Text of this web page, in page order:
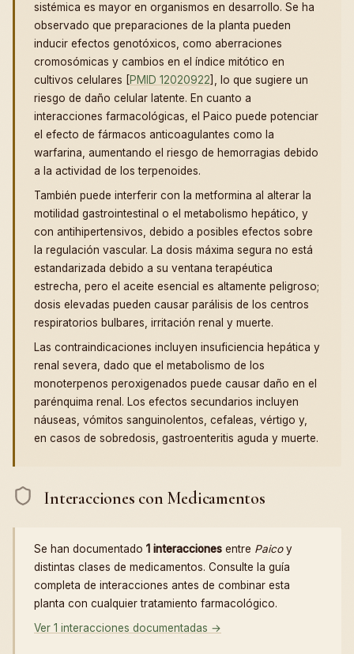
sistémica es mayor en organismos en desarrollo. Se ha
observado que preparaciones de la planta pueden
inducir efectos genotóxicos, como aberraciones
cromosómicas y cambios en el índice mitótico en
cultivos celulares [PMID 12020922], lo que sugiere un
riesgo de daño celular latente. En cuanto a
interacciones farmacológicas, el Paico puede potenciar
el efecto de fármacos anticoagulantes como la
warfarina, aumentando el riesgo de hemorragias debido
a la actividad de los terpenoides.
También puede interferir con la metformina al alterar la
motilidad gastrointestinal o el metabolismo hepático, y
con antihipertensivos, debido a posibles efectos sobre
la regulación vascular. La dosis máxima segura no está
estandarizada debido a su ventana terapéutica
estrecha, pero el aceite esencial es altamente peligroso;
dosis elevadas pueden causar parálisis de los centros
respiratorios bulbares, irritación renal y muerte.
Las contraindicaciones incluyen insuficiencia hepática y
renal severa, dado que el metabolismo de los
monoterpenos peroxigenados puede causar daño en el
parénquima renal. Los efectos secundarios incluyen
náuseas, vómitos sanguinolentos, cefaleas, vértigo y,
en casos de sobredosis, gastroenteritis aguda y muerte.
Interacciones con Medicamentos
Se han documentado 1 interacciones entre Paicoy
distintas clases de medicamentos. Consulte la guía
completa de interacciones antes de combinar esta
planta con cualquier tratamiento farmacológico.
Ver 1 interacciones documentadas →